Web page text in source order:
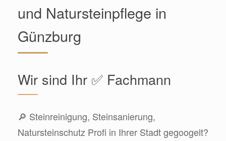
und Natursteinpflege in
Günzburg
Wir sind Ihr ✅ Fachmann
🔎 Steinreinigung, Steinsanierung,
Natursteinschutz Profi in Ihrer Stadt gegoogelt?